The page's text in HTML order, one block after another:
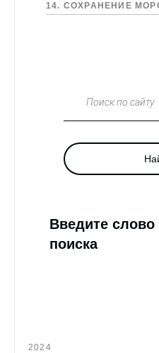
14. СОХРАНЕНИЕ
Поиск по сайту
Введите
поиска
2024